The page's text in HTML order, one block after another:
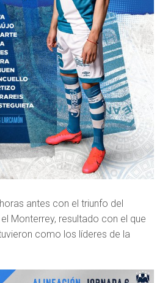
antes con el triunfo del
Monterrey, resultado con el que
como los líderes de la